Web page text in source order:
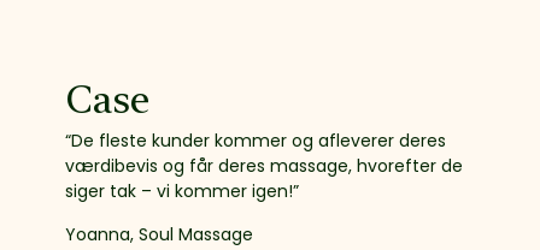
Case
“De fleste kunder kommer og afleverer deres
værdibevis og får deres massage, hvorefter de
siger tak – vi kommer igen!”
Yoanna, Soul Massage